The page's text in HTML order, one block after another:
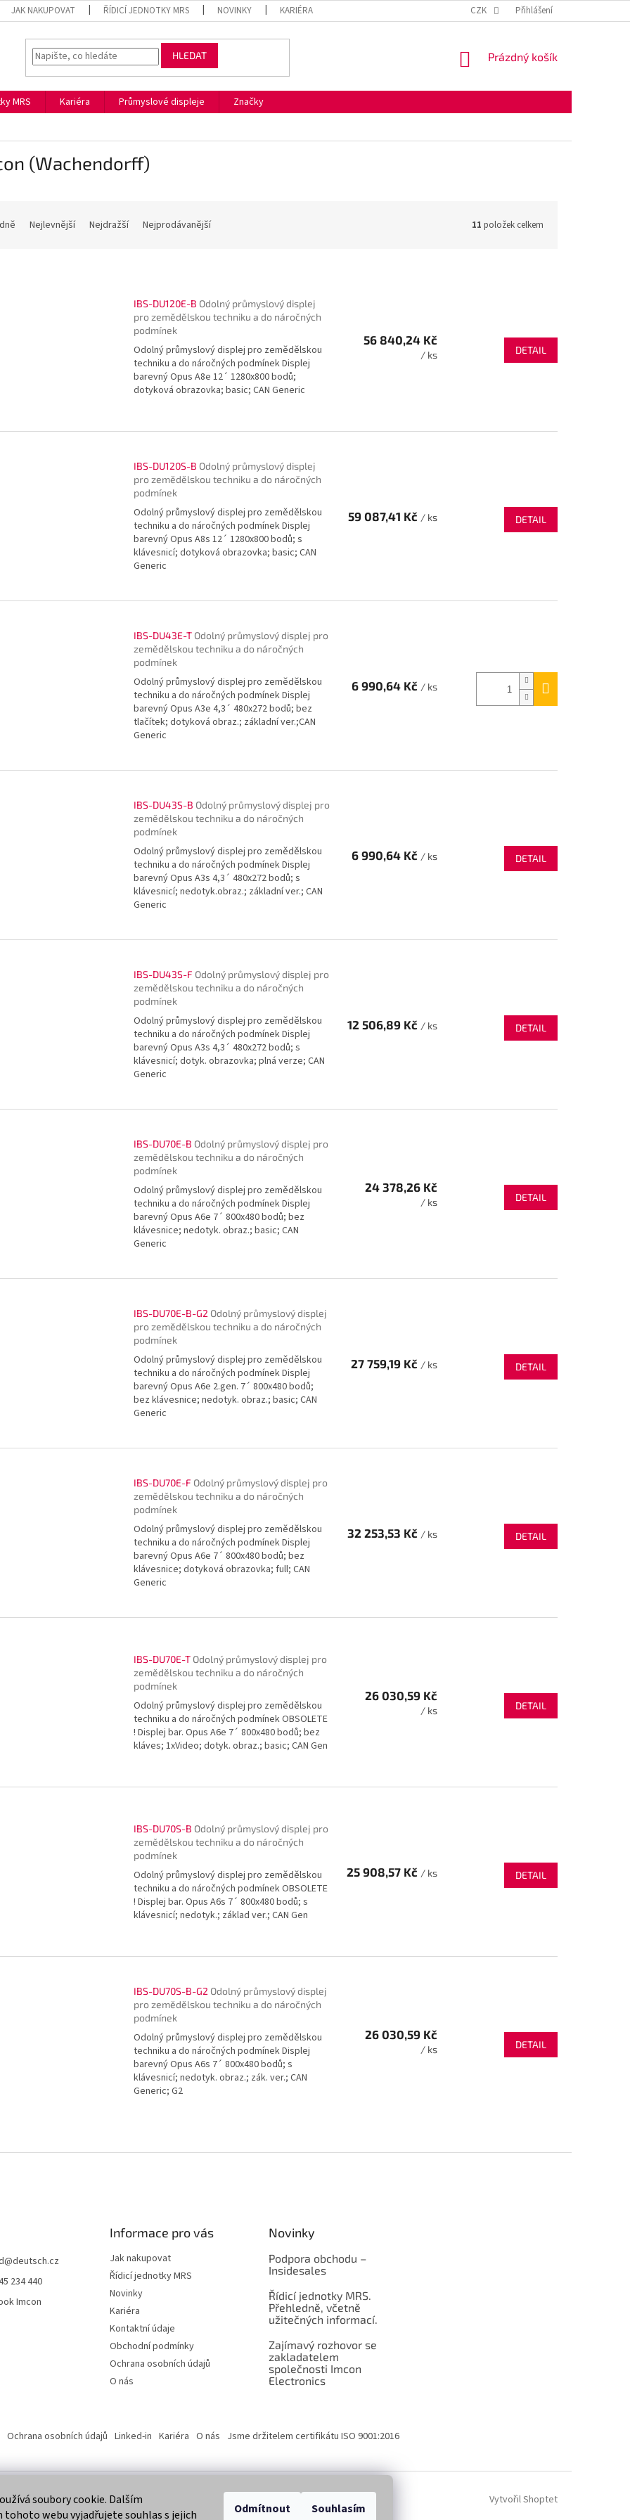
soubory cookie. Dalším
tohoto webu vyjadřujete souhlas s jejich
Odmítnout Souhlasím
JAK NAKUPOVAT ŘÍDICÍ JEDNOTKY MRS NOVINKY KARIÉRA OBCHODNÍ PODMÍNKY
CZK Přihlášení
HLEDAT
NÁKUPNÍ
Prázdný košík
MRS Kariéra Průmyslové displeje
Značky
(Wachendorff)
Nejlevnější Nejdražší Nejprodávanější 11 položek celkem
IBS-DU120E-B Odolný průmyslový displej
pro zemědělskou techniku a do náročných
podmínek
Odolný průmyslový displej pro zemědělskou
techniku a do náročných podmínek Displej
barevný Opus A8e 12´ 1280x800 bodů;
dotyková obrazovka; basic; CAN Generic
56 840,24 Kč
/ ks DETAIL
IBS-DU120S-B Odolný průmyslový displej
pro zemědělskou techniku a do náročných
podmínek
Odolný průmyslový displej pro zemědělskou
techniku a do náročných podmínek Displej
barevný Opus A8s 12´ 1280x800 bodů; s
klávesnicí; dotyková obrazovka; basic; CAN
Generic
59 087,41 Kč / ks DETAIL
IBS-DU43E-T Odolný průmyslový displej pro
zemědělskou techniku a do náročných
podmínek
Odolný průmyslový displej pro zemědělskou
techniku a do náročných podmínek Displej
barevný Opus A3e 4,3´ 480x272 bodů; bez
tlačítek; dotyková obraz.; základní ver.;CAN
Generic
6 990,64 Kč / ks
IBS-DU43S-B Odolný průmyslový displej pro
zemědělskou techniku a do náročných
podmínek
Odolný průmyslový displej pro zemědělskou
techniku a do náročných podmínek Displej
barevný Opus A3s 4,3´ 480x272 bodů; s
klávesnicí; nedotyk.obraz.; základní ver.; CAN
Generic
6 990,64 Kč / ks DETAIL
IBS-DU43S-F Odolný průmyslový displej pro
zemědělskou techniku a do náročných
podmínek
Odolný průmyslový displej pro zemědělskou
techniku a do náročných podmínek Displej
barevný Opus A3s 4,3´ 480x272 bodů; s
klávesnicí; dotyk. obrazovka; plná verze; CAN
Generic
12 506,89 Kč / ks DETAIL
IBS-DU70E-B Odolný průmyslový displej pro
zemědělskou techniku a do náročných
podmínek
Odolný průmyslový displej pro zemědělskou
techniku a do náročných podmínek Displej
barevný Opus A6e 7´ 800x480 bodů; bez
klávesnice; nedotyk. obraz.; basic; CAN
Generic
24 378,26 Kč
/ ks DETAIL
IBS-DU70E-B-G2 Odolný průmyslový displej
pro zemědělskou techniku a do náročných
podmínek
Odolný průmyslový displej pro zemědělskou
techniku a do náročných podmínek Displej
barevný Opus A6e 2.gen. 7´ 800x480 bodů;
bez klávesnice; nedotyk. obraz.; basic; CAN
Generic
27 759,19 Kč / ks DETAIL
IBS-DU70E-F Odolný průmyslový displej pro
zemědělskou techniku a do náročných
podmínek
Odolný průmyslový displej pro zemědělskou
techniku a do náročných podmínek Displej
barevný Opus A6e 7´ 800x480 bodů; bez
klávesnice; dotyková obrazovka; full; CAN
Generic
32 253,53 Kč / ks DETAIL
IBS-DU70E-T Odolný průmyslový displej pro
zemědělskou techniku a do náročných
podmínek
Odolný průmyslový displej pro zemědělskou
techniku a do náročných podmínek OBSOLETE
! Displej bar. Opus A6e 7´ 800x480 bodů; bez
kláves; 1xVideo; dotyk. obraz.; basic; CAN Gen
26 030,59 Kč
/ ks DETAIL
IBS-DU70S-B Odolný průmyslový displej pro
zemědělskou techniku a do náročných
podmínek
Odolný průmyslový displej pro zemědělskou
techniku a do náročných podmínek OBSOLETE
! Displej bar. Opus A6s 7´ 800x480 bodů; s
klávesnicí; nedotyk.; základ ver.; CAN Gen
25 908,57 Kč / ks DETAIL
IBS-DU70S-B-G2 Odolný průmyslový displej
pro zemědělskou techniku a do náročných
podmínek
Odolný průmyslový displej pro zemědělskou
techniku a do náročných podmínek Displej
barevný Opus A6s 7´ 800x480 bodů; s
klávesnicí; nedotyk. obraz.; zák. ver.; CAN
Generic; G2
26 030,59 Kč
/ ks DETAIL
v
@deutsch.cz
234 440
Imcon
Informace pro vás
Jak nakupovat
Řídicí jednotky MRS
Novinky
Kariéra
Kontaktní údaje
Obchodní podmínky
Ochrana osobních údajů
O nás
Novinky
Podpora obchodu –
Insidesales
Řídicí jednotky MRS.
Přehledně, včetně
užitečných informací.
Zajímavý rozhovor se
zakladatelem
společnosti Imcon
Electronics
Ochrana osobních údajů Linked-in Kariéra O nás Jsme držitelem certifikátu ISO 9001:2016
Vytvořil Shoptet
vyhrazena.